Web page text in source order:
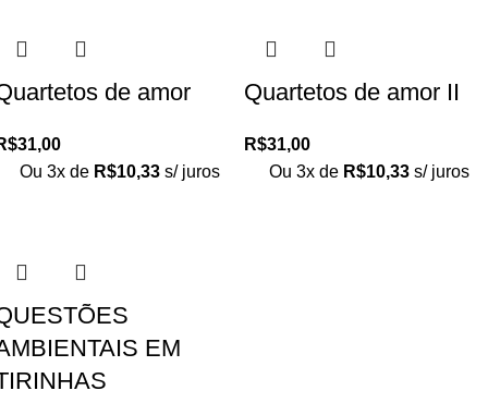
de amor
31,00
Ou 3x de R$10,33 s/ juros
Quartetos de amor II
R$31,00
Ou 3x de R$10,33 s/ juros
EM